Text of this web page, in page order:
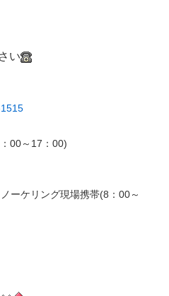
い
00～17：00)
ーケリング現場携帯(8：00～